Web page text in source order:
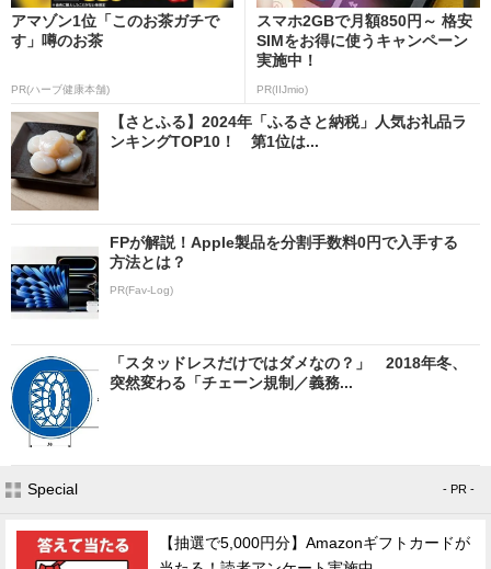
アマゾン1位「このお茶ガチで
す」噂のお茶
PR(ハーブ健康本舗)
スマホ2GBで月額850円～ 格安
SIMをお得に使うキャンペーン
実施中！
PR(IIJmio)
【さとふる】2024年「ふるさと納税」人気お礼品ラ
ンキングTOP10！ 第1位は...
FPが解説！Apple製品を分割手数料0円で入手する
方法とは？
PR(Fav-Log)
「スタッドレスだけではダメなの？」 2018年冬、
突然変わる「チェーン規制／義務...
Special - PR -
【抽選で5,000円分】Amazonギフトカードが